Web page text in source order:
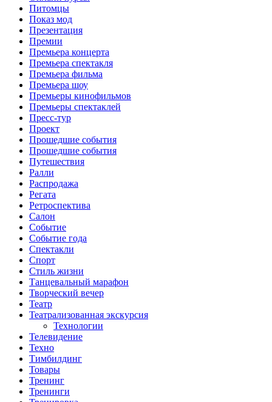
Питомцы
Показ мод
Презентация
Премии
Премьера концерта
Премьера спектакля
Премьера фильма
Премьера шоу
Премьеры кинофильмов
Премьеры спектаклей
Пресс-тур
Проект
Прошедшие события
Прошедшие события
Путешествия
Ралли
Распродажа
Регата
Ретроспектива
Салон
Событие
Событие года
Спектакли
Спорт
Стиль жизни
Танцевальный марафон
Творческий вечер
Театр
Театрализованная экскурсия
Технологии
Телевидение
Техно
Тимбилдинг
Товары
Тренинг
Тренинги